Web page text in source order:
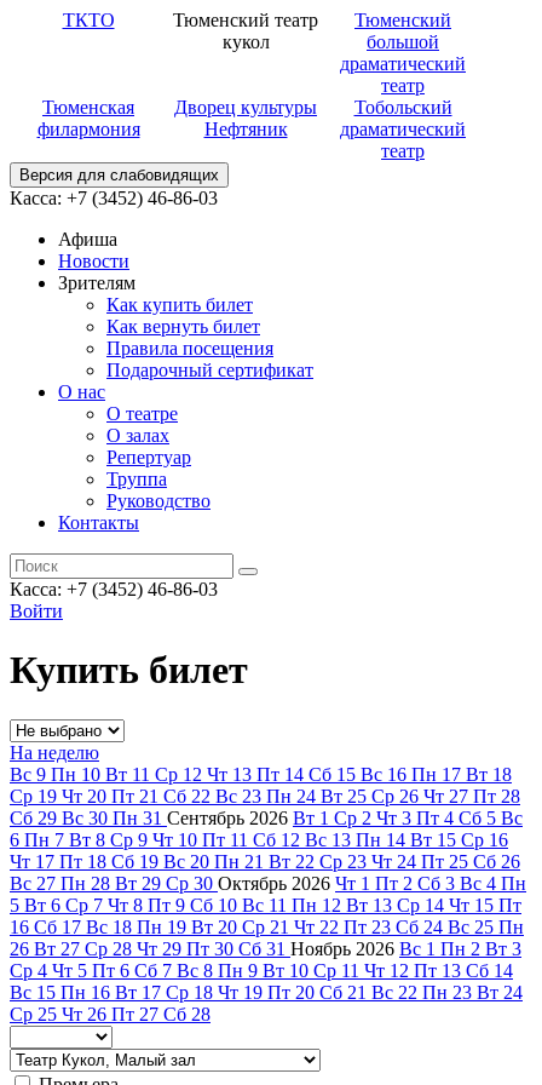
ТКТО
Тюменский театр
кукол
Тюменский
большой
драматический
театр
Тюменская
филармония
Дворец культуры
Нефтяник
Тобольский
драматический
театр
Версия для слабовидящих
Касса: +7 (3452) 46-86-03
Афиша
Новости
Зрителям
Как купить билет
Как вернуть билет
Правила посещения
Подарочный сертификат
О нас
О театре
О залах
Репертуар
Труппа
Руководство
Контакты
Касса: +7 (3452) 46-86-03
Войти
Купить билет
На неделю
Вс 9 Пн 10 Вт 11 Ср 12 Чт 13 Пт 14 Сб 15 Вс 16 Пн 17 Вт 18
Ср 19 Чт 20 Пт 21 Сб 22 Вс 23 Пн 24 Вт 25 Ср 26 Чт 27 Пт 28
Сб 29 Вс 30 Пн 31 Сентябрь 2026 Вт 1 Ср 2 Чт 3 Пт 4 Сб 5 Вс
6 Пн 7 Вт 8 Ср 9 Чт 10 Пт 11 Сб 12 Вс 13 Пн 14 Вт 15 Ср 16
Чт 17 Пт 18 Сб 19 Вс 20 Пн 21 Вт 22 Ср 23 Чт 24 Пт 25 Сб 26
Вс 27 Пн 28 Вт 29 Ср 30 Октябрь 2026 Чт 1 Пт 2 Сб 3 Вс 4 Пн
5 Вт 6 Ср 7 Чт 8 Пт 9 Сб 10 Вс 11 Пн 12 Вт 13 Ср 14 Чт 15 Пт
16 Сб 17 Вс 18 Пн 19 Вт 20 Ср 21 Чт 22 Пт 23 Сб 24 Вс 25 Пн
26 Вт 27 Ср 28 Чт 29 Пт 30 Сб 31 Ноябрь 2026 Вс 1 Пн 2 Вт 3
Ср 4 Чт 5 Пт 6 Сб 7 Вс 8 Пн 9 Вт 10 Ср 11 Чт 12 Пт 13 Сб 14
Вс 15 Пн 16 Вт 17 Ср 18 Чт 19 Пт 20 Сб 21 Вс 22 Пн 23 Вт 24
Ср 25 Чт 26 Пт 27 Сб 28